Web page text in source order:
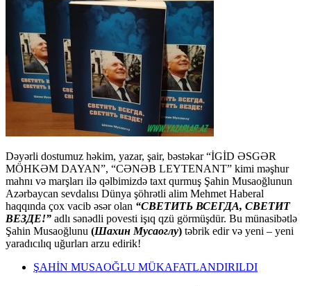
Dəyərli dostumuz həkim, yazar, şair, bəstəkar “İGİD ƏSGƏR
MÖHKƏM DAYAN”, “CƏNƏB LEYTENANT” kimi məşhur
mahnı və marşları ilə qəlbimizdə taxt qurmuş Şahin Musaoğlunun
Azərbaycan sevdalısı Dünya şöhrətli alim Mehmet Haberal
haqqında çox vacib əsər olan “СВЕТИТЬ ВСЕГДА, СВЕТИТ
ВЕЗДЕ!” adlı sənədli povesti işıq qzü görmüşdür. Bu münasibətlə
Şahin Musaoğlunu (Шахин Мусаоглу) təbrik edir və yeni – yeni
yaradıcılıq uğurları arzu edirik!
ŞAHİN MUSAOĞLU MÜKAFATLANDIRILDI